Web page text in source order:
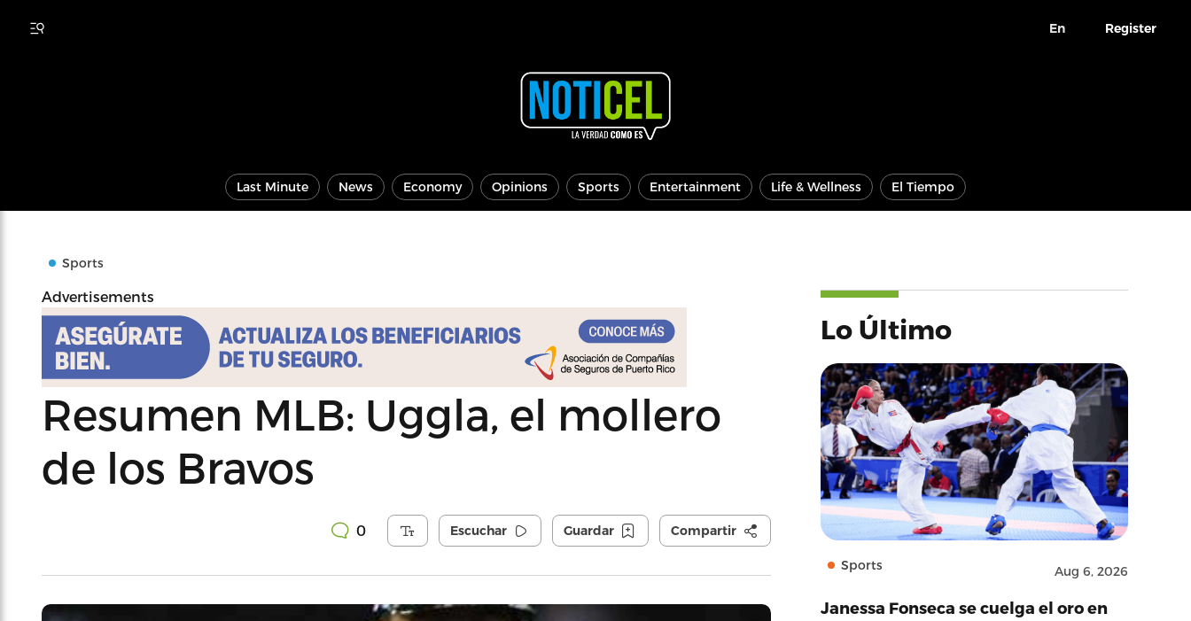
En Register
Last Minute News Economy Opinions Sports Entertainment Life & Wellness El Tiempo
Sports
Advertisements
Resumen MLB: Uggla, el mollero
de los Bravos
0 Escuchar Guardar Compartir
Lo Último
Sports Aug 6, 2026
Janessa Fonseca se cuelga el oro en